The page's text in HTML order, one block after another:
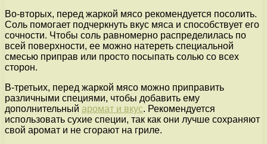
Во-вторых, перед жаркой мясо рекомендуется посолить.
Соль помогает подчеркнуть вкус мяса и способствует его
сочности. Чтобы соль равномерно распределилась по
всей поверхности, ее можно натереть специальной
смесью приправ или просто посыпать солью со всех
сторон.
В-третьих, перед жаркой мясо можно приправить
различными специями, чтобы добавить ему
дополнительный аромат и вкус. Рекомендуется
использовать сухие специи, так как они лучше сохраняют
свой аромат и не сгорают на гриле.